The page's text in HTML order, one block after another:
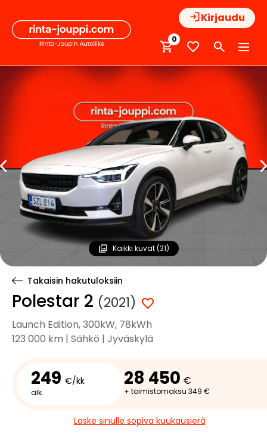
sisältöön
Kirjaudu
0
Kaikki kuvat (31)
Takaisin hakutuloksiin
Polestar 2 (2021)
Launch Edition, 300kW, 78kWh
123 000 km | Sähkö | Jyväskylä
249 €/kk
alk.
28 450 €
+ toimistomaksu 349 €
Laske sinulle sopiva kuukausierä